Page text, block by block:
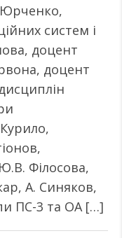
Юрченко,
систем і
доцент
доцент
Філосова,
А. Синяков,
ПС-3 та ОА […]